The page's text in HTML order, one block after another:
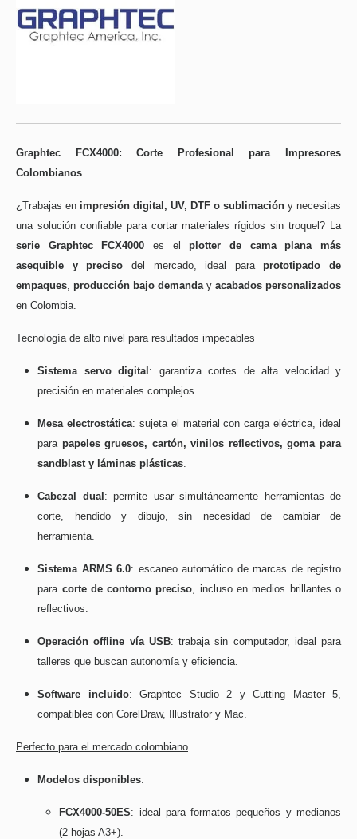
Graphtec FCX4000: Corte Profesional para Impresores
Colombianos
¿Trabajas en impresión digital, UV, DTF o sublimación y necesitas
una solución confiable para cortar materiales rígidos sin troquel? La
serie Graphtec FCX4000 es elplotter de cama plana más
asequible y preciso del mercado, ideal paraprototipado de
empaques, producción bajo demanday acabados personalizados
en Colombia.
Tecnología de alto nivel para resultados impecables
Sistema servo digital : garantiza cortes de alta velocidad y
precisión en materiales complejos.
Mesa electrostática: sujeta el material con carga eléctrica, ideal
para papeles gruesos, cartón, vinilos reflectivos, goma para
sandblast y láminas plásticas.
Cabezal dual : permite usar simultáneamente herramientas de
corte, hendido y dibujo, sin necesidad de cambiar de
herramienta.
Sistema ARMS 6.0: escaneo automático de marcas de registro
para corte de contorno preciso, incluso en medios brillantes o
reflectivos.
Operación offline vía USB: trabaja sin computador, ideal para
talleres que buscan autonomía y eficiencia.
Software incluido: Graphtec Studio 2 y Cutting Master 5,
compatibles con CorelDraw, Illustrator y Mac.
Perfecto para el mercado colombiano
Modelos disponibles:
FCX4000-50ES: ideal para formatos pequeños y medianos
(2 hojas A3+).